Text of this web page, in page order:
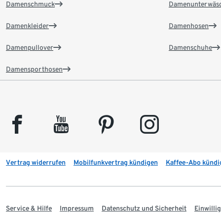
Damenschmuck
Damenkleider
Damenpullover
Damensporthosen
Damenhosen
Damenschuhe
facebook youtube pinterest instagram
Vertrag widerrufen Mobilfunkvertrag kündigen Kaffee-Abo
Service & Hilfe Impressum Datenschutz und Sicherheit